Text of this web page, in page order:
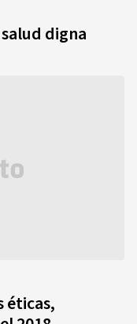
digna
éticas,